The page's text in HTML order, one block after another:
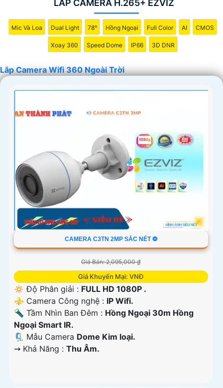
LẮP CAMERA H.265+ EZVIZ
Mic Và Loa Dual Light 78° Hồng Ngoại Full Color AI CMOS
Xoay 360 Speed Dome IP66 3D DNR
Lắp Camera Wifi 360 Ngoài Trời
CAMERA C3TN 2MP SẮC NÉT ❂
Giá Bán: 2,095,000 ₫
Giá Khuyến Mại: VNĐ
🔅 Độ Phân giải : FULL HD 1080P .
⚜️ Camera Công nghệ : IP Wifi.
🔦 Tầm Nhìn Ban Đêm : Hồng Ngoại 30m Hồng
Ngoại Smart IR.
🗜️ Mẫu Camera Dome Kim loại.
️⇝ Khả Năng : Thu Âm.